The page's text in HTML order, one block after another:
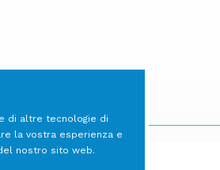
di altre tecnologie di
la vostra esperienza e
nostro sito web.